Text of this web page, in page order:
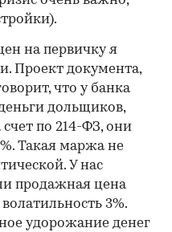
на первичку я
Проект документа,
что у банка
дольщиков,
по 214-ФЗ, они
Такая маржа не
У нас
продажная цена
3%.
удорожание денег